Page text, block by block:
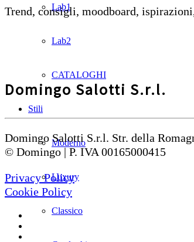
Lab1
Lab2
CATALOGHI
Stili
Moderno
Luxury
Classico
Trend, consigli, moodboard,
Domingo Salotti S.r.l.
Domingo Salotti S.r.l. Str. della
© Domingo | P. IVA 00165000415
Privacy Policy
Cookie Policy